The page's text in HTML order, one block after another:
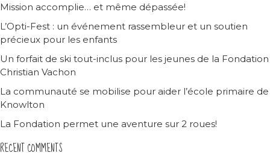
Mission accomplie… et même dépassée!
L’Opti-Fest : un événement rassembleur et un soutien
précieux pour les enfants
Un forfait de ski tout-inclus pour les jeunes de la Fondation
Christian Vachon
La communauté se mobilise pour aider l’école primaire de
Knowlton
La Fondation permet une aventure sur 2 roues!
RECENT COMMENTS